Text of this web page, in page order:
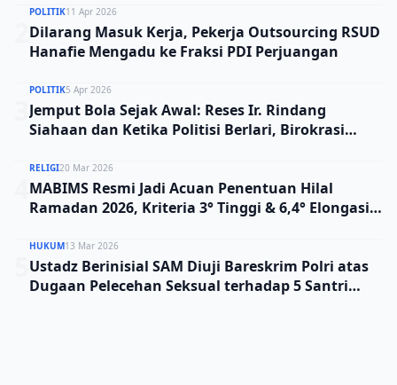
POLITIK11 Apr 2026
Dilarang Masuk Kerja, Pekerja Outsourcing RSUD
Hanafie Mengadu ke Fraksi PDI Perjuangan
POLITIK5 Apr 2026
Jemput Bola Sejak Awal: Reses Ir. Rindang
Siahaan dan Ketika Politisi Berlari, Birokrasi
RELIGI20 Mar 2026
MABIMS Resmi Jadi Acuan Penentuan Hilal
Ramadan 2026, Kriteria 3° Tinggi & 6,4° Elongasi
HUKUM13 Mar 2026
Ustadz Berinisial SAM Diuji Bareskrim Polri atas
Dugaan Pelecehan Seksual terhadap 5 Santri